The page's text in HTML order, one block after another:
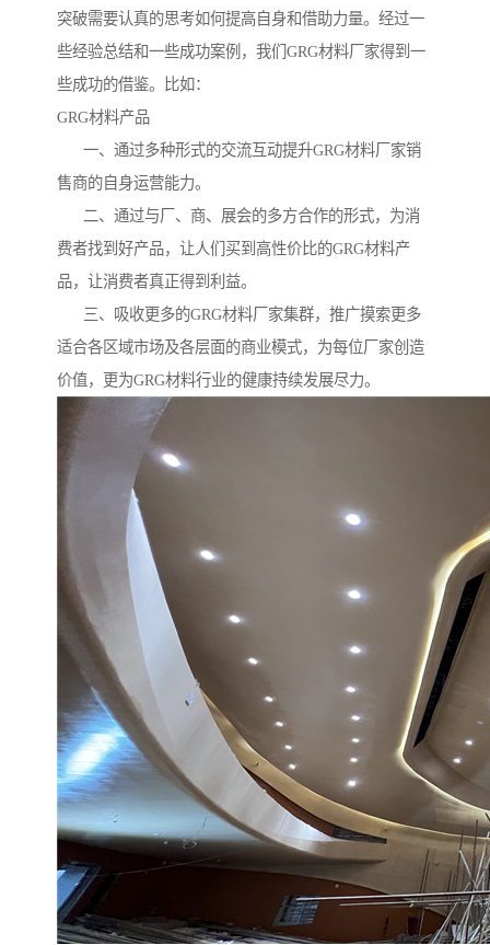
突破需要认真的思考如何提高自身和借助力量。经过一
些经验总结和一些成功案例，我们GRG材料厂家得到一
些成功的借鉴。比如：
GRG材料产品
一、通过多种形式的交流互动提升GRG材料厂家销
售商的自身运营能力。
二、通过与厂、商、展会的多方合作的形式，为消
费者找到好产品，让人们买到高性价比的GRG材料产
品，让消费者真正得到利益。
三、吸收更多的GRG材料厂家集群，推广摸索更多
适合各区域市场及各层面的商业模式，为每位厂家创造
价值，更为GRG材料行业的健康持续发展尽力。